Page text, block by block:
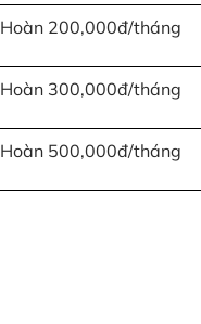
Hoàn 200,000đ/tháng
Hoàn 300,000đ/tháng
Hoàn 500,000đ/tháng